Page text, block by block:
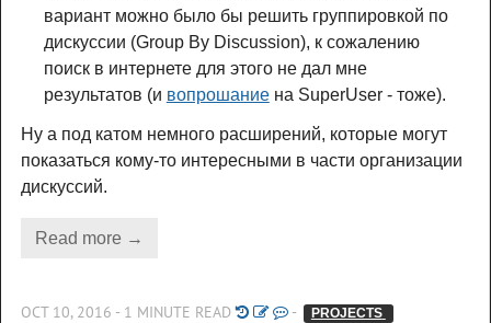
вариант можно было бы решить группировкой по
дискуссии (Group By Discussion), к сожалению
поиск в интернете для этого не дал мне
результатов (и вопрошаниена SuperUser - тоже).
Ну а под катом немного расширений, которые могут
показаться кому-то интересными в части организации
дискуссий.
Read more →
OCT 10, 2016 - 1 MINUTE READ -
PROJECTS